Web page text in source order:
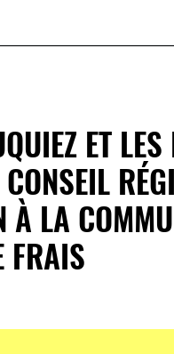
ET
À LA
FRAIS